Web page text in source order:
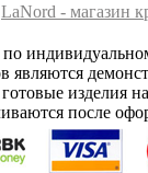
LaNord - магазин
являются
изделия
после